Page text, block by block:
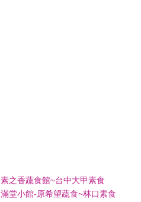
素之香蔬食館~台中大甲素食
滿堂小館-原希望蔬食~林口素食